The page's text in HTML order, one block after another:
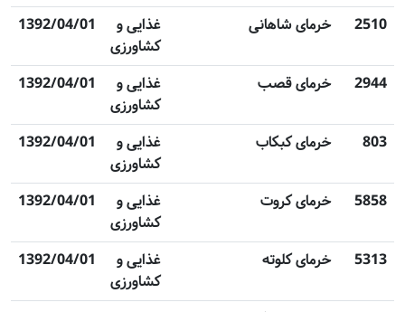
2510 خرمای شاهانی
غذایی و
کشاورزی
1392/04/01
2944 خرمای قصب
غذایی و
کشاورزی
1392/04/01
803 خرمای کبکاب
غذایی و
کشاورزی
1392/04/01
5858 خرمای کروت
غذایی و
کشاورزی
1392/04/01
5313 خرمای کلوته
غذایی و
کشاورزی
1392/04/01